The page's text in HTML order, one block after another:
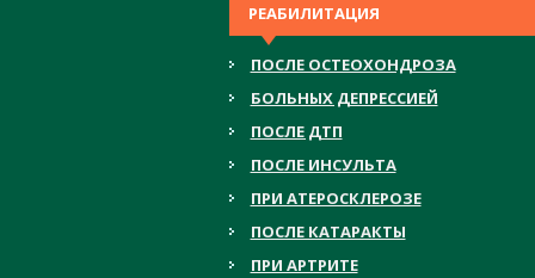
РЕАБИЛИТАЦИЯ
ПОСЛЕ ОСТЕОХОНДРОЗА
БОЛЬНЫХ ДЕПРЕССИЕЙ
ПОСЛЕ ДТП
ПОСЛЕ ИНСУЛЬТА
ПРИ АТЕРОСКЛЕРОЗЕ
ПОСЛЕ КАТАРАКТЫ
ПРИ АРТРИТЕ